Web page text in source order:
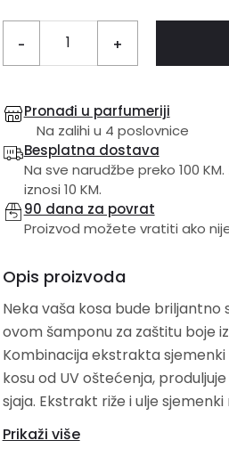
- +
Pronađi u parfumeriji
Na zalihi u 4 poslovnice
Besplatna dostava
Na sve narudžbe preko 100
iznosi 10 KM.
90 dana za povrat
Proizvod možete vratiti ako
Opis proizvoda
Neka vaša kosa bude briljantno
ovom šamponu za zaštitu boje
Kombinacija ekstrakta
kosu od UV oštećenja,
sjaja. Ekstrakt riže i ulje
obnavljaju kosu dajući joj
njeguje s intenzivnim sjajem.
Prikaži više